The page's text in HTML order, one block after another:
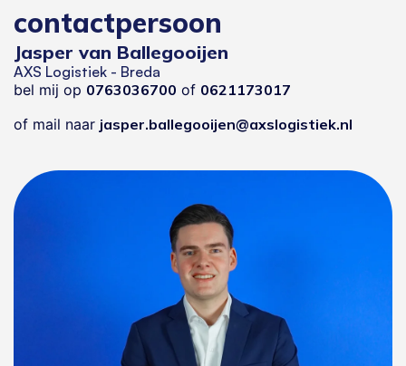
contactpersoon
Jasper van Ballegooijen
AXS Logistiek - Breda
bel mij op 0763036700 of 0621173017
of mail naar jasper.ballegooijen@axslogistiek.nl